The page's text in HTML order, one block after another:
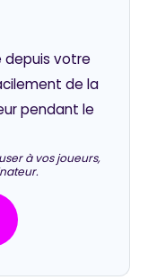
depuis votre
de la
pendant le
à vos joueurs,